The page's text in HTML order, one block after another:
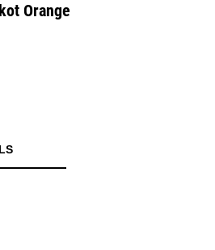
Orange